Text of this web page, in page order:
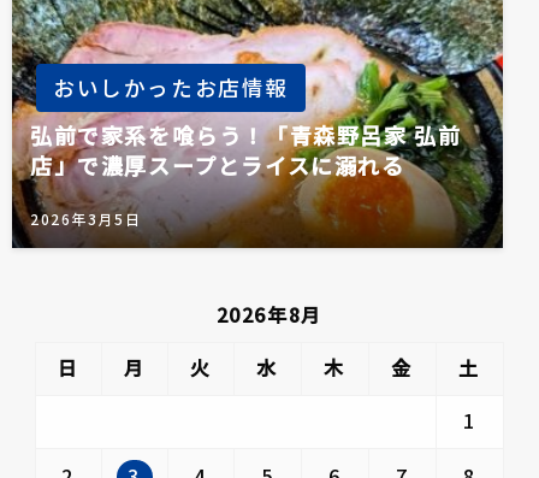
おいしかったお店情報
弘前で家系を喰らう！「青森野呂家 弘前
店」で濃厚スープとライスに溺れる
2026年3月5日
2026年8月
日
月 火 水 木 金
土
1